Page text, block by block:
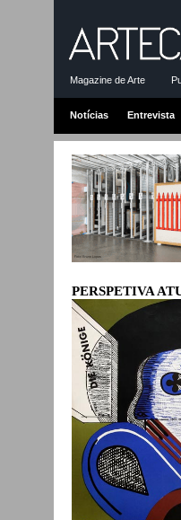
Magazine de Arte
Notícias Entrevista
PERSPETIVA